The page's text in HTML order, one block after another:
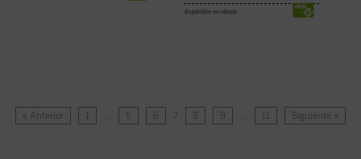
disponible en ebook:
« Anterior 1 … 5 6 7 8 9 … 11 Siguiente »